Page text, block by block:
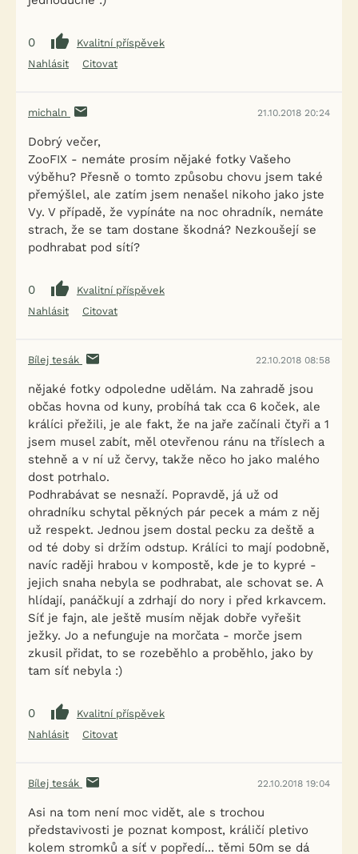
0
Kvalitní příspěvek
Nahlásit
Citovat
michaln 21.10.2018 20:24
Dobrý večer,
ZooFIX - nemáte prosím nějaké fotky Vašeho
výběhu? Přesně o tomto způsobu chovu jsem také
přemýšlel, ale zatím jsem nenašel nikoho jako jste
Vy. V případě, že vypínáte na noc ohradník, nemáte
strach, že se tam dostane škodná? Nezkoušejí se
podhrabat pod sítí?
0
Kvalitní příspěvek
Nahlásit
Citovat
Bílej tesák 22.10.2018 08:58
nějaké fotky odpoledne udělám. Na zahradě jsou
občas hovna od kuny, probíhá tak cca 6 koček, ale
králíci přežili, je ale fakt, že na jaře začínali čtyři a 1
jsem musel zabít, měl otevřenou ránu na tříslech a
stehně a v ní už červy, takže něco ho jako malého
dost potrhalo.
Podhrabávat se nesnaží. Popravdě, já už od
ohradníku schytal pěkných pár pecek a mám z něj
už respekt. Jednou jsem dostal pecku za deště a
od té doby si držím odstup. Králíci to mají podobně,
navíc raději hrabou v kompostě, kde je to kypré -
jejich snaha nebyla se podhrabat, ale schovat se. A
hlídají, panáčkují a zdrhají do nory i před krkavcem.
Síť je fajn, ale ještě musím nějak dobře vyřešit
ježky. Jo a nefunguje na morčata - morče jsem
zkusil přidat, to se rozeběhlo a proběhlo, jako by
tam síť nebyla :)
0
Kvalitní příspěvek
Nahlásit
Citovat
Bílej tesák 22.10.2018 19:04
Asi na tom není moc vidět, ale s trochou
představivosti je poznat kompost, králičí pletivo
kolem stromků a síť v popředí... těmi 50m se dá